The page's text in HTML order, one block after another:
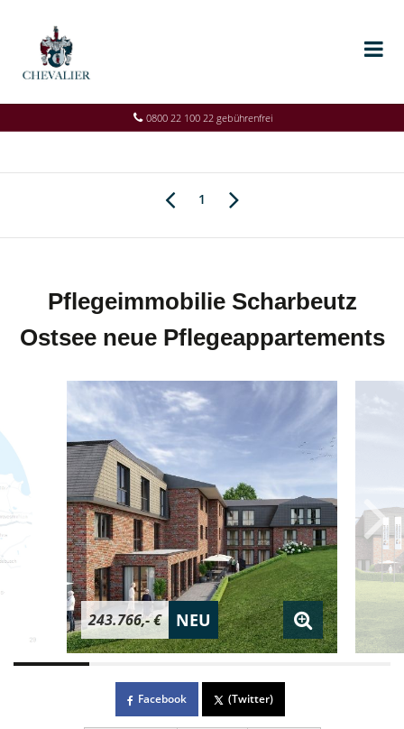
0800 22 100 22 gebührenfrei
1
Pflegeimmobilie Scharbeutz
Ostsee neue Pflegeappartements
243.766,- € NEU
Facebook (Twitter)